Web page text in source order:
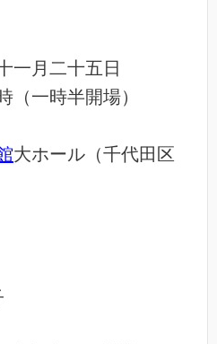
一月二十五日
（一時半開場）
大ホール（千代田区